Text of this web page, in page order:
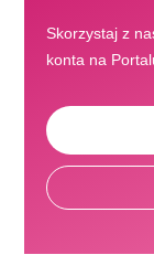
Skorzystaj z
konta na